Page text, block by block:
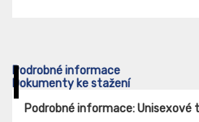
Podrobné informace
Dokumenty ke stažení
Podrobné informace: Unisexové